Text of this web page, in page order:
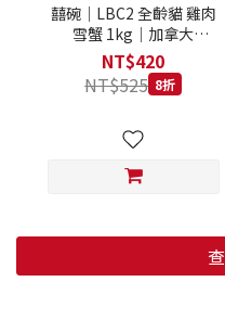
囍碗｜LBC2 全齡貓 雞肉
雪蟹 1kg｜加拿大
Loveabowl 天然無穀糧 1
公斤 成貓 無穀貓飼料
NT$420
NT$525 8折